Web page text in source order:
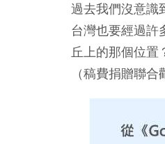
過去我們沒意識
台灣也要經過許
丘上的那個位置
（稿費捐贈聯合